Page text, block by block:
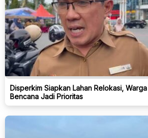
Disperkim Siapkan Lahan Relokasi,
Bencana Jadi Prioritas